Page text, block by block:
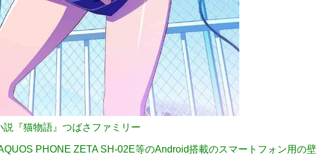
『猫物語』つばさファミリー
PHONE ZETA SH-02E等のAndroid搭載のスマートフォン用の壁